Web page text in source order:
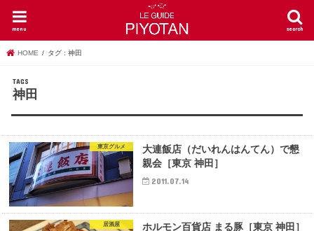
search
menu
HOME タグ : 神田
神田
東京グルメ
大連飯店（だいれんはんてん）で懇
親会［東京 神田］
2011.07.14
居酒屋 ホルモン百貨店 まる豚［東京 神田］